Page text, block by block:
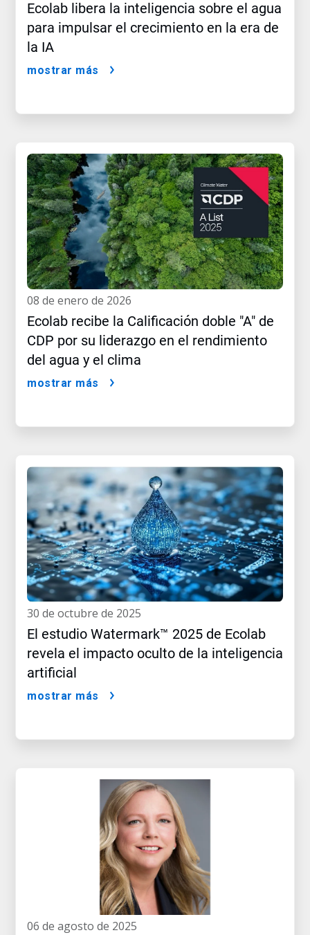
Ecolab libera la inteligencia sobre el agua
para impulsar el crecimiento en la era de
la IA
mostrar más
08 de enero de 2026
Ecolab recibe la Calificación doble "A" de
CDP por su liderazgo en el rendimiento
del agua y el clima
mostrar más
30 de octubre de 2025
El estudio Watermark™ 2025 de Ecolab
revela el impacto oculto de la inteligencia
artificial
mostrar más
06 de agosto de 2025